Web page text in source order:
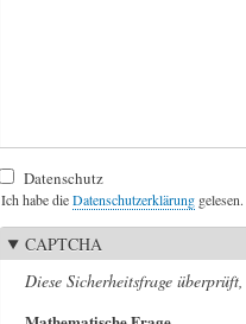
Datenschutz
Ich habe dieDatenschutzerklärunggelesen.
CAPTCHA
Diese Sicherheitsfrage